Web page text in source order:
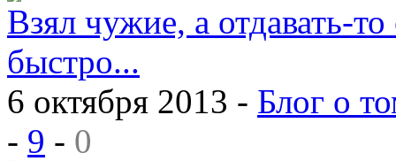
Взял чужие, а отдавать-
быстро...
6 октября 2013 - Блог о
- 9 - 0